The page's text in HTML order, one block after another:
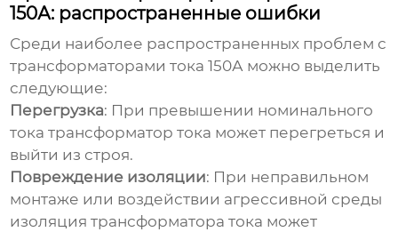
150А: распространенные ошибки
Среди наиболее распространенных проблем с
трансформаторами тока 150А можно выделить
следующие:
Перегрузка: При превышении номинального
тока трансформатор тока может перегреться и
выйти из строя.
Повреждение изоляции: При неправильном
монтаже или воздействии агрессивной среды
изоляция трансформатора тока может